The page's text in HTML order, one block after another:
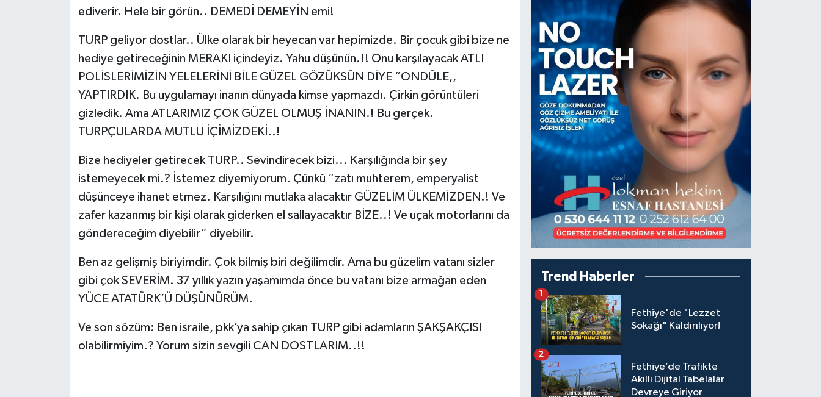
ediverir. Hele bir görün.. DEMEDİ DEMEYİN emi!
TURP geliyor dostlar.. Ülke olarak bir heyecan var hepimizde. Bir çocuk gibi bize ne
hediye getireceğinin MERAKI içindeyiz. Yahu düşünün.!! Onu karşılayacak ATLI
POLİSLERİMİZİN YELELERİNİ BİLE GÜZEL GÖZÜKSÜN DİYE “ONDÜLE,,
YAPTIRDIK. Bu uygulamayı inanın dünyada kimse yapmazdı. Çirkin görüntüleri
gizledik. Ama ATLARIMIZ ÇOK GÜZEL OLMUŞ İNANIN.! Bu gerçek.
TURPÇULARDA MUTLU İÇİMİZDEKİ..!
Bize hediyeler getirecek TURP.. Sevindirecek bizi... Karşılığında bir şey
istemeyecek mi.? İstemez diyemiyorum. Çünkü “zatı muhterem, emperyalist
düşünceye ihanet etmez. Karşılığını mutlaka alacaktır GÜZELİM ÜLKEMİZDEN.! Ve
zafer kazanmış bir kişi olarak giderken el sallayacaktır BİZE..! Ve uçak motorlarını da
göndereceğim diyebilir” diyebilir.
Ben az gelişmiş biriyimdir. Çok bilmiş biri değilimdir. Ama bu güzelim vatanı sizler
gibi çok SEVERİM. 37 yıllık yazın yaşamımda önce bu vatanı bize armağan eden
YÜCE ATATÜRK’Ü DÜŞÜNÜRÜM.
Ve son sözüm: Ben israile, pkk’ya sahip çıkan TURP gibi adamların ŞAKŞAKÇISI
olabilirmiyim.? Yorum sizin sevgili CAN DOSTLARIM..!!
Trend Haberler
Fethiye'de "Lezzet
Sokağı" Kaldırılıyor!
1
Fethiye’de Trafikte
Akıllı Dijital Tabelalar
Devreye Giriyor
2